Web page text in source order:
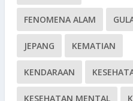
FENOMENA ALAM
JEPANG KEMATIAN
KENDARAAN
KESEHATAN MENTAL